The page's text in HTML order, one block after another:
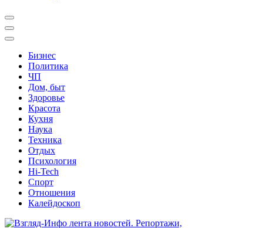
Бизнес
Политика
ЧП
Дом, быт
Здоровье
Красота
Кухня
Наука
Техника
Отдых
Психология
Hi-Tech
Спорт
Отношения
Калейдоскоп